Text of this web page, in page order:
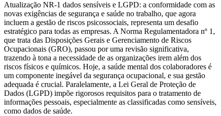
Atualização NR-1 dados sensíveis e LGPD: a conformidade com as
novas exigências de segurança e saúde no trabalho, que agora
incluem a gestão de riscos psicossociais, representa um desafio
estratégico para todas as empresas. A Norma Regulamentadora nº 1,
que trata das Disposições Gerais e Gerenciamento de Riscos
Ocupacionais (GRO), passou por uma revisão significativa,
trazendo à tona a necessidade de as organizações irem além dos
riscos físicos e químicos. Hoje, a saúde mental dos colaboradores é
um componente inegável da segurança ocupacional, e sua gestão
adequada é crucial. Paralelamente, a Lei Geral de Proteção de
Dados (LGPD) impõe rigorosos requisitos para o tratamento de
informações pessoais, especialmente as classificadas como sensíveis,
como dados de saúde.